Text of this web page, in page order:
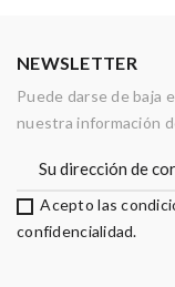
NEWSLETTER
Puede darse de baja
nuestra información
Acepto las
confidencialidad.